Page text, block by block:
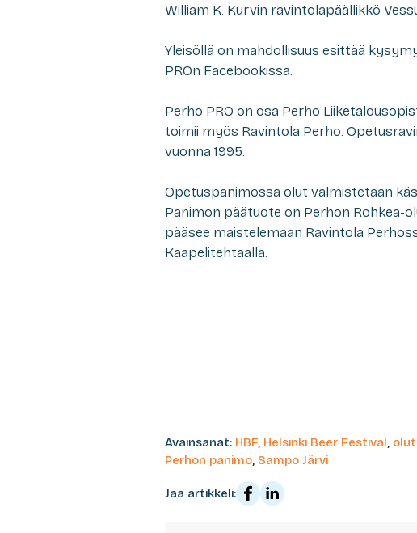
William K. Kurvin ravintolapäällikkö
Yleisöllä on mahdollisuus esittää
PROn Facebookissa.
Perho PRO on osa Perho
toimii myös Ravintola Perho.
vuonna 1995.
Opetuspanimossa olut valmistetaan
Panimon päätuote on Perhon Rohkea-
pääsee maistelemaan Ravintola
Kaapelitehtaalla.
Avainsanat: HBF, Helsinki Beer Festival,
Perhon panimo, Sampo Järvi
Jaa artikkeli: